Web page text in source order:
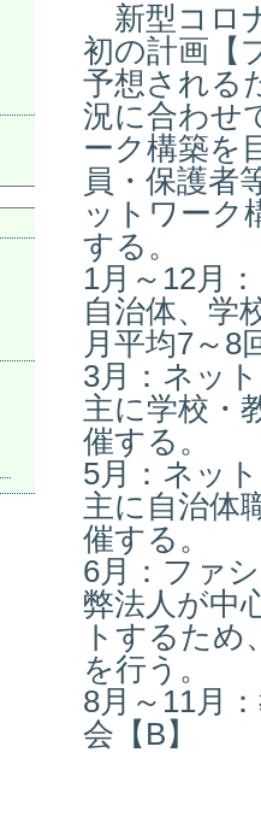
新型コロ
初の計画【
予想される
況に合わせ
ーク構築を
員・保護者
ットワーク
する。
1月～12月
自治体、学
月平均7～8
3月：ネッ
主に学校・
催する。
5月：ネッ
主に自治体
催する。
6月：ファ
弊法人が中
トするた
を行う。
8月～11月
会【B】